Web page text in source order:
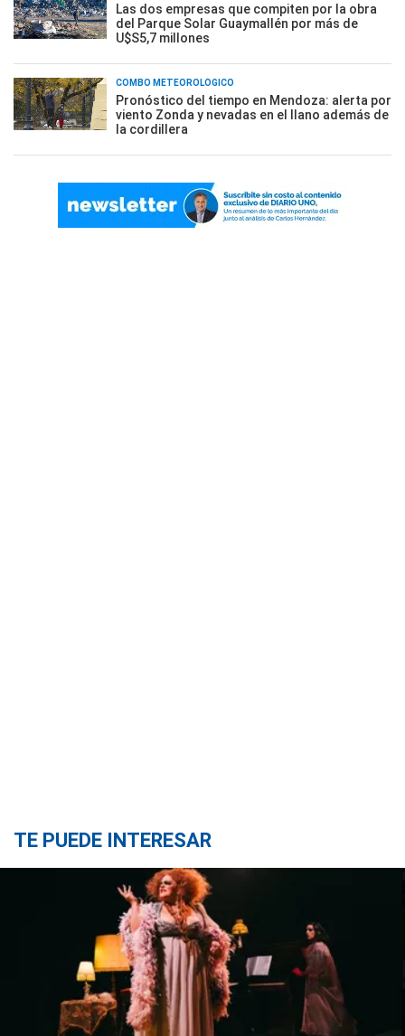
Las dos empresas que compiten por la obra
del Parque Solar Guaymallén por más de
U$S5,7 millones
COMBO METEOROLÓGICO
Pronóstico del tiempo en Mendoza: alerta por
viento Zonda y nevadas en el llano además de
la cordillera
TE PUEDE INTERESAR